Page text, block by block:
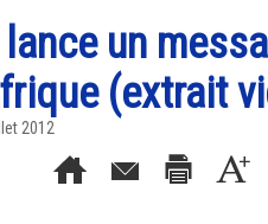
un
(extrait
2012